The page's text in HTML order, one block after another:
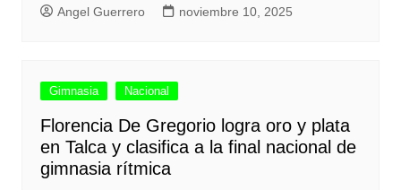
Angel Guerrero noviembre 10, 2025
Gimnasia Nacional
Florencia De Gregorio logra oro y plata
en Talca y clasifica a la final nacional de
gimnasia rítmica